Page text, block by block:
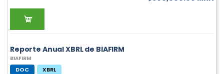
Reporte Anual XBRL de BIAFIRM
BIAFIRM
DOC XBRL